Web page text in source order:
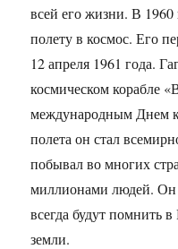
всей его жизни. В 1960
полету в космос. Его
12 апреля 1961 года.
космическом корабле
международным Днем
полета он стал
побывал во многих
миллионами людей. Он
всегда будут помнить
земли.